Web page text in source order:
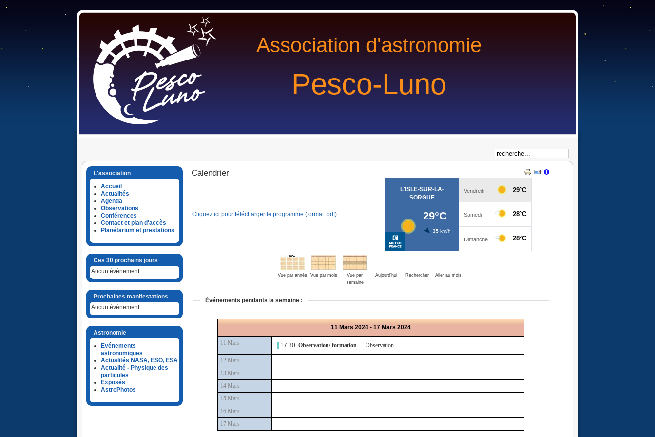
Association d'astronomie
Pesco-Luno
L'association
Accueil
Actualités
Agenda
Observations
Conférences
Contact et plan d'accès
Planétarium et prestations
Ces 30 prochains jours
Aucun événement
Prochaines manifestations
Aucun événement
Astronomie
Evénements
astronomiques
Actualités NASA, ESO, ESA
Actualité - Physique des
particules
Exposés
AstroPhotos
Calendrier
Cliquez ici pour télécharger le programme (format .pdf)
Vue par année Vue par mois
Vue par
semaine
Aujourd'hui Rechercher Aller au mois
Événements pendants la semaine :
11 Mars 2024 - 17 Mars 2024
11 Mars 17:30 Observation/ formation :: Observation
12 Mars
13 Mars
14 Mars
15 Mars
16 Mars
17 Mars